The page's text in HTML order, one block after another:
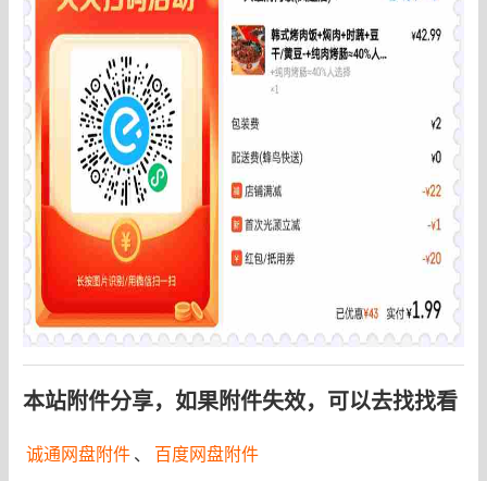
本站附件分享，如果附件失效，可以去找找看
诚通网盘附件 、 百度网盘附件